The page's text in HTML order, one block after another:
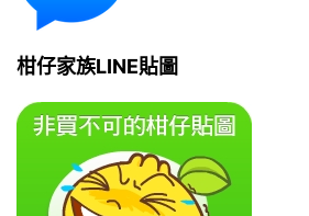
柑仔家族LINE貼圖